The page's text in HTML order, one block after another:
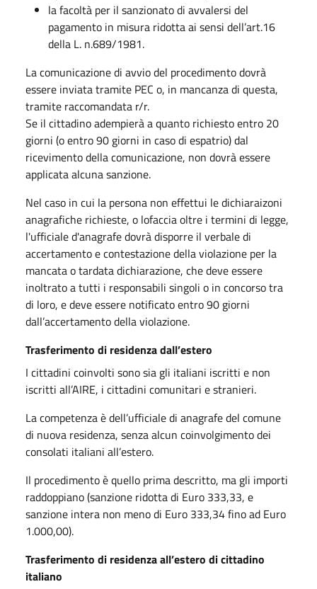
la facoltà per il sanzionato di avvalersi del
pagamento in misura ridotta ai sensi dell’art.16
della L. n.689/1981.
La comunicazione di avvio del procedimento dovrà
essere inviata tramite PEC o, in mancanza di questa,
tramite raccomandata r/r.
Se il cittadino adempierà a quanto richiesto entro 20
giorni (o entro 90 giorni in caso di espatrio) dal
ricevimento della comunicazione, non dovrà essere
applicata alcuna sanzione.
Nel caso in cui la persona non effettui le dichiaraizoni
anagrafiche richieste, o lofaccia oltre i termini di legge,
l'ufficiale d'anagrafe dovrà disporre il verbale di
accertamento e contestazione della violazione per la
mancata o tardata dichiarazione, che deve essere
inoltrato a tutti i responsabili singoli o in concorso tra
di loro, e deve essere notificato entro 90 giorni
dall’accertamento della violazione.
Trasferimento di residenza dall’estero
I cittadini coinvolti sono sia gli italiani iscritti e non
iscritti all’AIRE, i cittadini comunitari e stranieri.
La competenza è dell’ufficiale di anagrafe del comune
di nuova residenza, senza alcun coinvolgimento dei
consolati italiani all’estero.
Il procedimento è quello prima descritto, ma gli importi
raddoppiano (sanzione ridotta di Euro 333,33, e
sanzione intera non meno di Euro 333,34 fino ad Euro
1.000,00).
Trasferimento di residenza all’estero di cittadino
italiano